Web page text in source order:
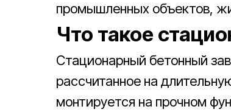
промышленных объектов,
Что такое
Стационарный бетонный
рассчитанное на
монтируется на прочном